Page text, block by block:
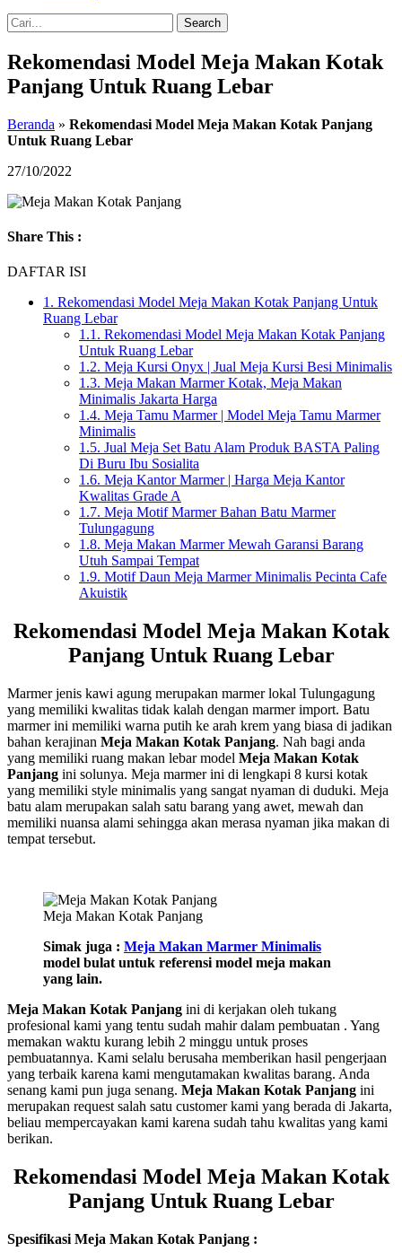
Search
Rekomendasi Model Meja Makan Kotak
Panjang Untuk Ruang Lebar
Beranda » Rekomendasi Model Meja Makan Kotak Panjang
Untuk Ruang Lebar
27/10/2022
Share This :
DAFTAR ISI
1. Rekomendasi Model Meja Makan Kotak Panjang Untuk
Ruang Lebar
1.1. Rekomendasi Model Meja Makan Kotak Panjang
Untuk Ruang Lebar
1.2. Meja Kursi Onyx | Jual Meja Kursi Besi Minimalis
1.3. Meja Makan Marmer Kotak, Meja Makan
Minimalis Jakarta Harga
1.4. Meja Tamu Marmer | Model Meja Tamu Marmer
Minimalis
1.5. Jual Meja Set Batu Alam Produk BASTA Paling
Di Buru Ibu Sosialita
1.6. Meja Kantor Marmer | Harga Meja Kantor
Kwalitas Grade A
1.7. Meja Motif Marmer Bahan Batu Marmer
Tulungagung
1.8. Meja Makan Marmer Mewah Garansi Barang
Utuh Sampai Tempat
1.9. Motif Daun Meja Marmer Minimalis Pecinta Cafe
Akuistik
Rekomendasi Model Meja Makan Kotak
Panjang Untuk Ruang Lebar
Marmer jenis kawi agung merupakan marmer lokal Tulungagung
yang memiliki kwalitas tidak kalah dengan marmer import. Batu
marmer ini memiliki warna putih ke arah krem yang biasa di jadikan
bahan kerajinan Meja Makan Kotak Panjang. Nah bagi anda
yang memiliki ruang makan lebar model Meja Makan Kotak
Panjang ini solunya. Meja marmer ini di lengkapi 8 kursi kotak
yang memiliki style minimalis yang sangat nyaman di duduki. Meja
batu alam merupakan salah satu barang yang awet, mewah dan
memiliki nuansa alami sehingga akan merasa nyaman jika makan di
tempat tersebut.
Meja Makan Kotak Panjang
Simak juga : Meja Makan Marmer Minimalis
model bulat untuk referensi model meja makan
yang lain.
Meja Makan Kotak Panjang ini di kerjakan oleh tukang
profesional kami yang tentu sudah mahir dalam pembuatan . Yang
memakan waktu kurang lebih 2 minggu untuk proses
pembuatannya. Kami selalu berusaha memberikan hasil pengerjaan
yang terbaik karena kami mengutamakan kwalitas barang. Anda
senang kami pun juga senang. Meja Makan Kotak Panjang ini
merupakan request salah satu customer kami yang berada di Jakarta,
beliau mempercayakan kami karena sudah tahu kwalitas yang kami
berikan.
Rekomendasi Model Meja Makan Kotak
Panjang Untuk Ruang Lebar
Spesifikasi Meja Makan Kotak Panjang :